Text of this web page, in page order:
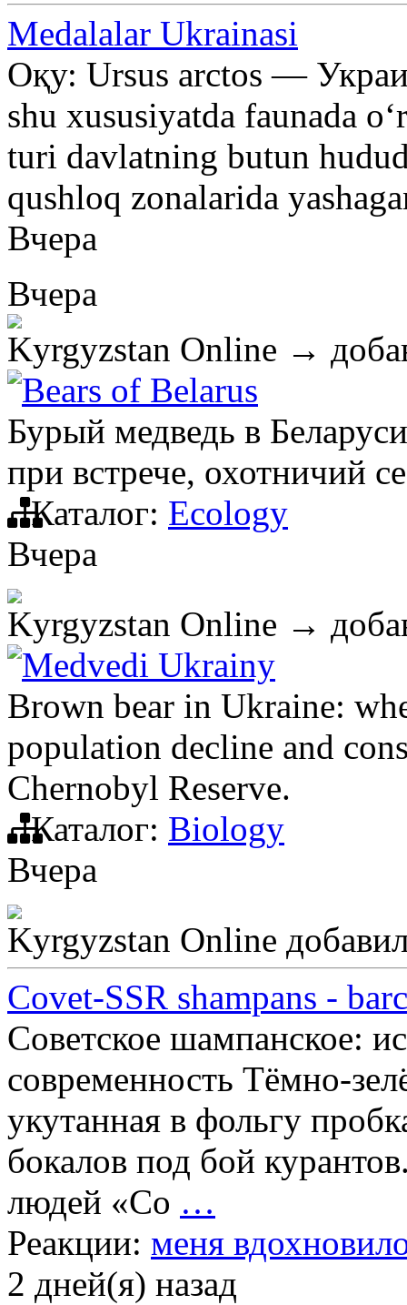
Medalalar Ukrainasi
Оқу: Ursus arctos —
shu xususiyatda faunada
turi davlatning butun
qushloq zonalarida
Вчера
Вчера
Kyrgyzstan Online →
Bears of Belarus
Бурый медведь в
при встрече, охотничий
Каталог: Ecology
Вчера
Kyrgyzstan Online →
Medvedi Ukrainy
Brown bear in Ukraine:
population decline and
Chernobyl Reserve.
Каталог: Biology
Вчера
Kyrgyzstan Online
Сovet-SSR shampans -
Советское шампанское:
современность Тёмно-
укутанная в фольгу
бокалов под бой
людей «Со …
Реакции: меня
2 дней(я) назад